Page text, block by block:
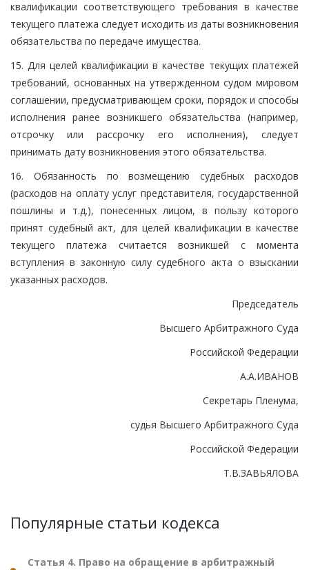
квалификации соответствующего требования в качестве
текущего платежа следует исходить из даты возникновения
обязательства по передаче имущества.
15. Для целей квалификации в качестве текущих платежей
требований, основанных на утвержденном судом мировом
соглашении, предусматривающем сроки, порядок и способы
исполнения ранее возникшего обязательства (например,
отсрочку или рассрочку его исполнения), следует
принимать дату возникновения этого обязательства.
16. Обязанность по возмещению судебных расходов
(расходов на оплату услуг представителя, государственной
пошлины и т.д.), понесенных лицом, в пользу которого
принят судебный акт, для целей квалификации в качестве
текущего платежа считается возникшей с момента
вступления в законную силу судебного акта о взыскании
указанных расходов.
Председатель
Высшего Арбитражного Суда
Российской Федерации
А.А.ИВАНОВ
Секретарь Пленума,
судья Высшего Арбитражного Суда
Российской Федерации
Т.В.ЗАВЬЯЛОВА
Популярные статьи кодекса
Статья 4. Право на обращение в арбитражный